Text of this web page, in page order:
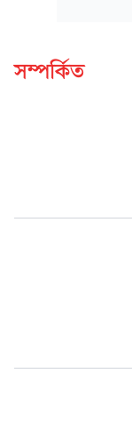
সম্পর্কিত